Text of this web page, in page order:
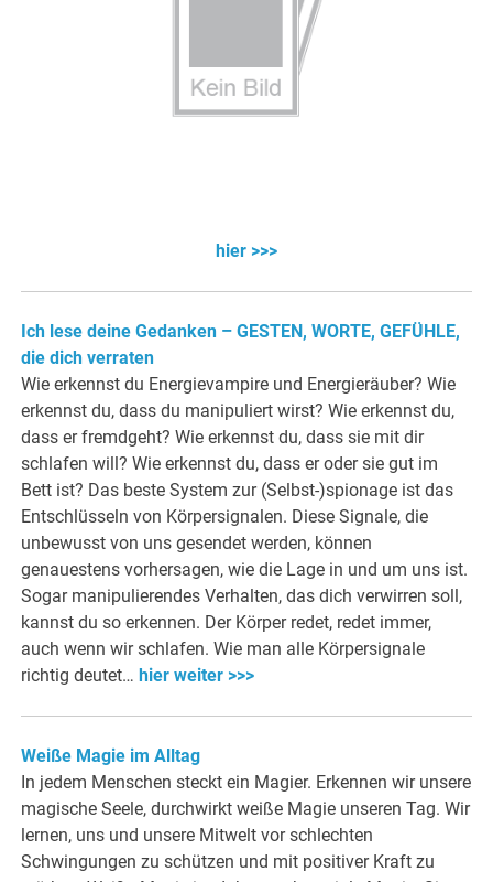
hier >>>
Ich lese deine Gedanken – GESTEN, WORTE, GEFÜHLE,
die dich verraten
Wie erkennst du Energievampire und Energieräuber? Wie
erkennst du, dass du manipuliert wirst? Wie erkennst du,
dass er fremdgeht? Wie erkennst du, dass sie mit dir
schlafen will? Wie erkennst du, dass er oder sie gut im
Bett ist? Das beste System zur (Selbst-)spionage ist das
Entschlüsseln von Körpersignalen. Diese Signale, die
unbewusst von uns gesendet werden, können
genauestens vorhersagen, wie die Lage in und um uns ist.
Sogar manipulierendes Verhalten, das dich verwirren soll,
kannst du so erkennen. Der Körper redet, redet immer,
auch wenn wir schlafen. Wie man alle Körpersignale
richtig deutet… hier weiter >>>
Weiße Magie im Alltag
In jedem Menschen steckt ein Magier. Erkennen wir unsere
magische Seele, durchwirkt weiße Magie unseren Tag. Wir
lernen, uns und unsere Mitwelt vor schlechten
Schwingungen zu schützen und mit positiver Kraft zu